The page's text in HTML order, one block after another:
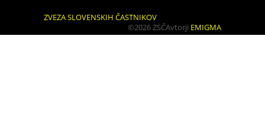
ZVEZA SLOVENSKIH ČASTNIKOV
©2026 ZSČAvtorji EMIGMA